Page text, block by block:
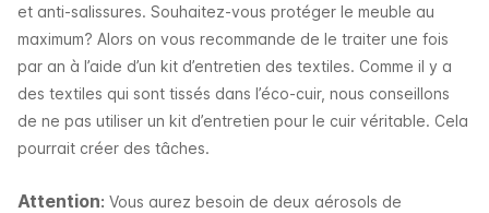
et anti-salissures. Souhaitez-vous protéger le meuble au
maximum? Alors on vous recommande de le traiter une fois
par an à l’aide d’un kit d’entretien des textiles. Comme il y a
des textiles qui sont tissés dans l’éco-cuir, nous conseillons
de ne pas utiliser un kit d’entretien pour le cuir véritable. Cela
pourrait créer des tâches.
Attention: Vous aurez besoin de deux aérosols de